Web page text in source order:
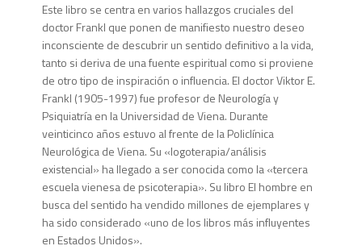
Este libro se centra en varios hallazgos cruciales del
doctor Frankl que ponen de manifiesto nuestro deseo
inconsciente de descubrir un sentido definitivo a la vida,
tanto si deriva de una fuente espiritual como si proviene
de otro tipo de inspiración o influencia. El doctor Viktor E.
Frankl (1905-1997) fue profesor de Neurología y
Psiquiatría en la Universidad de Viena. Durante
veinticinco años estuvo al frente de la Policlínica
Neurológica de Viena. Su «logoterapia/análisis
existencial» ha llegado a ser conocida como la «tercera
escuela vienesa de psicoterapia». Su libro El hombre en
busca del sentido ha vendido millones de ejemplares y
ha sido considerado «uno de los libros más influyentes
en Estados Unidos».